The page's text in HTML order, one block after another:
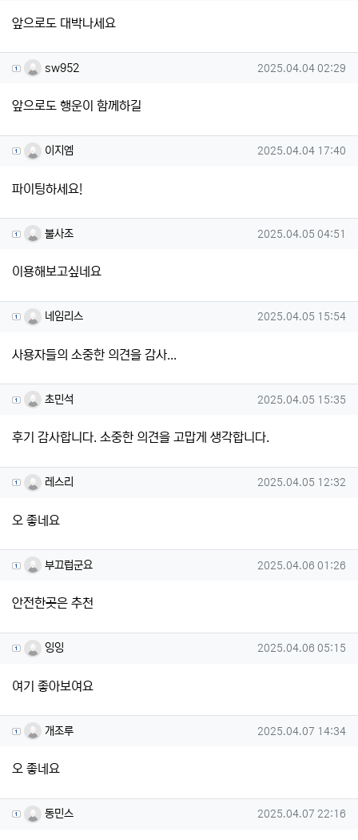
앞으로도 대박나세요
sw952님의 댓글
sw952 작성일
2025.04.04 02:29
앞으로도 행운이 함께하길
이지엠님의 댓글
이지엠 작성일
2025.04.04 17:40
파이팅하세요!
불사조님의 댓글
불사조 작성일
2025.04.05 04:51
이용해보고싶네요
네임리스님의 댓글
네임리스 작성일
2025.04.05 15:54
사용자들의 소중한 의견을 감사...
초민석님의 댓글
초민석 작성일
2025.04.05 15:35
후기 감사합니다. 소중한 의견을 고맙게 생각합니다.
레스리님의 댓글
레스리 작성일
2025.04.05 12:32
오 좋네요
부끄럽군요님의 댓글
부끄럽군요 작성일
2025.04.06 01:26
안전한곳은 추천
잉잉님의 댓글
잉잉 작성일
2025.04.06 05:15
여기 좋아보여요
개조루님의 댓글
개조루 작성일
2025.04.07 14:34
오 좋네요
동민스님의 댓글
동민스 작성일
2025.04.07 22:16